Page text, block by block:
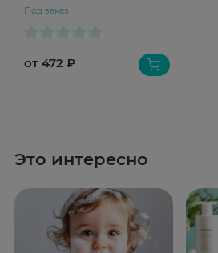
ромашки и витамином Е N80
Под заказ
от 472 ₽
Это интересно